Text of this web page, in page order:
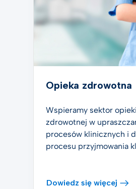
Opieka zdrowotna
Wspieramy sektor opieki
zdrowotnej w
procesów klinicznych i
procesu przyjmowania
Dowiedz się więcej